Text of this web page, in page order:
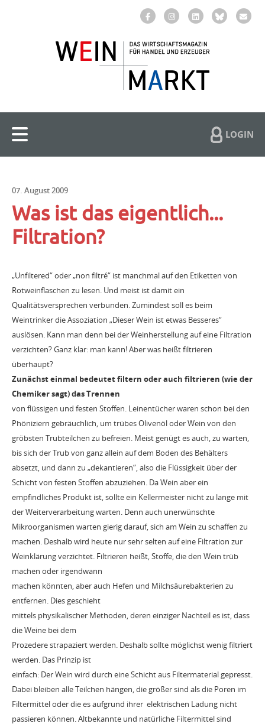
LOGIN
07. August 2009
Was ist das eigentlich...
Filtration?
„Unfiltered“ oder „non filtré“ ist manchmal auf den Etiketten von
Rotweinflaschen zu lesen. Und meist ist damit ein
Qualitätsversprechen verbunden. Zumindest soll es beim
Weintrinker die Assoziation „Dieser Wein ist etwas Besseres“
auslösen. Kann man denn bei der Weinherstellung auf eine Filtration
verzichten? Ganz klar: man kann! Aber was heißt filtrieren
überhaupt?
Zunächst einmal bedeutet filtern oder auch filtrieren (wie der
Chemiker sagt) das Trennen
von flüssigen und festen Stoffen. Leinentücher waren schon bei den
Phöniziern gebräuchlich, um trübes Olivenöl oder Wein von den
gröbsten Trubteilchen zu befreien. Meist genügt es auch, zu warten,
bis sich der Trub von ganz allein auf dem Boden des Behälters
absetzt, und dann zu „dekantieren“, also die Flüssigkeit über der
Schicht von festen Stoffen abzuziehen. Da Wein aber ein
empfindliches Produkt ist, sollte ein Kellermeister nicht zu lange mit
der Weiterverarbeitung warten. Denn auch unerwünschte
Mikroorganismen warten gierig darauf, sich am Wein zu schaffen zu
machen. Deshalb wird heute nur sehr selten auf eine Filtration zur
Weinklärung verzichtet. Filtrieren heißt, Stoffe, die den Wein trüb
machen oder irgendwann
machen könnten, aber auch Hefen und Milchsäurebakterien zu
entfernen. Dies geschieht
mittels physikalischer Methoden, deren einziger Nachteil es ist, dass
die Weine bei dem
Prozedere strapaziert werden. Deshalb sollte möglichst wenig filtriert
werden. Das Prinzip ist
einfach: Der Wein wird durch eine Schicht aus Filtermaterial gepresst.
Dabei bleiben alle Teilchen hängen, die größer sind als die Poren im
Filtermittel oder die es aufgrund ihrer elektrischen Ladung nicht
passieren können. Altbekannte und natürliche Filtermittel sind